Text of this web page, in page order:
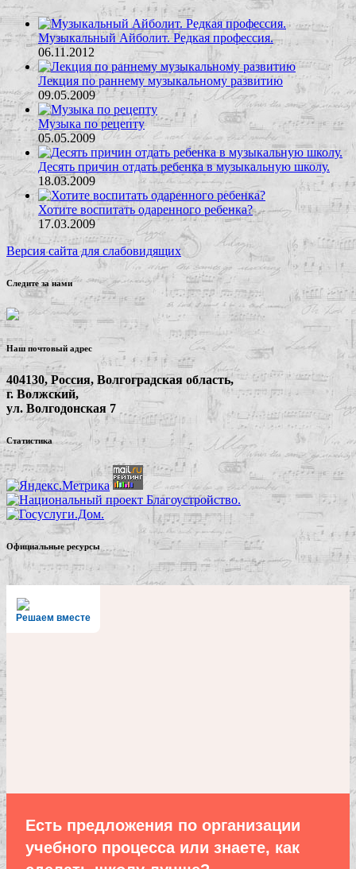
Музыкальный Айболит. Редкая профессия.
06.11.2012
Лекция по раннему музыкальному развитию
09.05.2009
Музыка по рецепту
05.05.2009
Десять причин отдать ребенка в музыкальную школу.
18.03.2009
Хотите воспитать одаренного ребенка?
17.03.2009
Версия сайта для слабовидящих
Следите за нами
Наш почтовый адрес
404130, Россия, Волгоградская область,
г. Волжский,
ул. Волгодонская 7
Статистика
Официальные ресурсы
Решаем вместе
Есть предложения по организации
учебного процесса или знаете, как